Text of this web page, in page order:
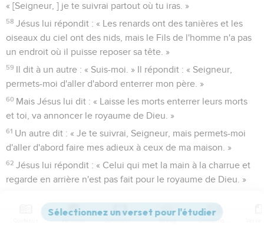
« [Seigneur, ] je te suivrai partout où tu iras. »
58 Jésus lui répondit : « Les renards ont des tanières et les
oiseaux du ciel ont des nids, mais le Fils de l'homme n'a pas
un endroit où il puisse reposer sa tête. »
59 Il dit à un autre : « Suis-moi. » Il répondit : « Seigneur,
permets-moi d'aller d'abord enterrer mon père. »
60 Mais Jésus lui dit : « Laisse les morts enterrer leurs morts
et toi, va annoncer le royaume de Dieu. »
61 Un autre dit : « Je te suivrai, Seigneur, mais permets-moi
d'aller d'abord faire mes adieux à ceux de ma maison. »
62 Jésus lui répondit : « Celui qui met la main à la charrue et
regarde en arrière n'est pas fait pour le royaume de Dieu. »
10
Versions Commentaires Strong